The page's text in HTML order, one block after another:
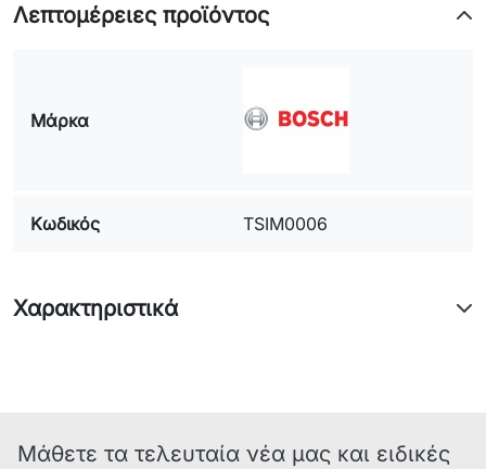
Λεπτομέρειες προϊόντος
Μάρκα
Κωδικός TSIM0006
Χαρακτηριστικά
Μάθετε τα τελευταία νέα μας και ειδικές